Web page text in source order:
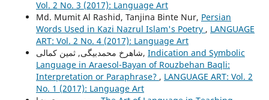
Vol. 2 No. 3 (2017): Language Art
Md. Mumit Al Rashid, Tanjina Binte Nur, Persian
Words Used in Kazi Nazrul Islam's Poetry , LANGUAGE
ART: Vol. 2 No. 4 (2017): Language Art
شاهرخ محمدبیگی, ثمین کمالی, Indication and Symbolic
Language in Araesol-Bayan of Rouzbehan Baqli:
Interpretation or Paraphrase? , LANGUAGE ART: Vol. 2
No. 1 (2017): Language Art